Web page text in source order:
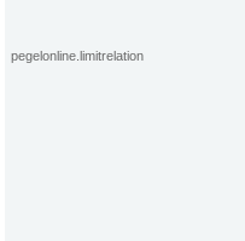
pegelonline.limitrelation